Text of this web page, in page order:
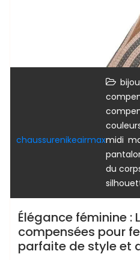
chaussurenikeairmaxmidi
du
Élégance féminine :
compensées pour
parfaite de style et